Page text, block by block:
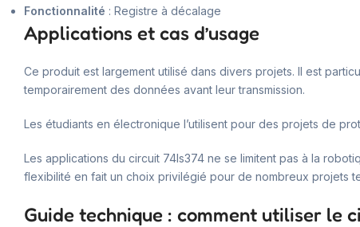
Fonctionnalité : Registre à décalage
Applications et cas d’usage
Ce produit est largement utilisé dans divers projets. Il est
temporairement des données avant leur transmission.
Les étudiants en électronique l’utilisent pour des projets de
Les applications du circuit 74ls374 ne se limitent pas à la
flexibilité en fait un choix privilégié pour de nombreux projets
Guide technique : comment utiliser le